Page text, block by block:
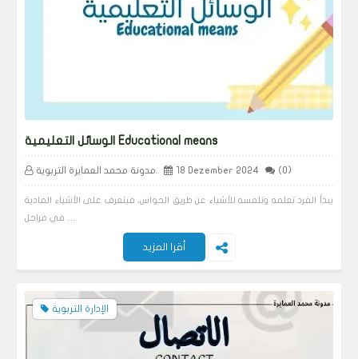
الوسائل التعليمية Educational means
18 Dezember 2024 (0)
يبدأ الفرد تعلمه وتلمسه للأشياء عن طريق الحواس، فيتعرف على الأشياء المادية
أقرا المزيد
الإدارة التربوية